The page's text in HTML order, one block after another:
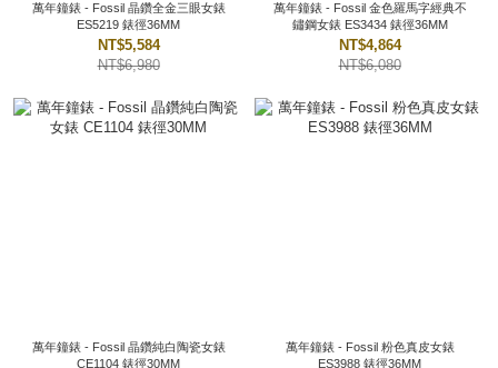
萬年鐘錶 - Fossil 晶鑽全金三眼女錶
ES5219 錶徑36MM
NT$5,584
NT$6,980
萬年鐘錶 - Fossil 金色羅馬字經典不
鏽鋼女錶 ES3434 錶徑36MM
NT$4,864
NT$6,080
萬年鐘錶 - Fossil 晶鑽純白陶瓷女錶
CE1104 錶徑30MM
萬年鐘錶 - Fossil 粉色真皮女錶
ES3988 錶徑36MM